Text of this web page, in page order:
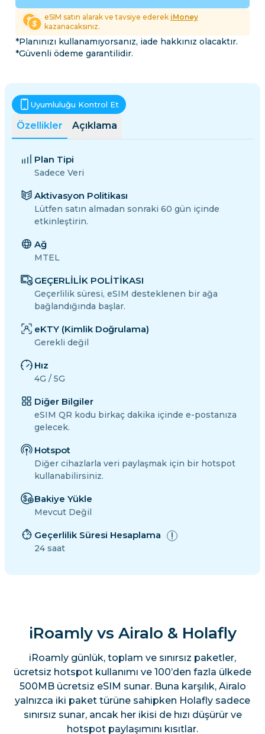
eSIM satın alarak ve tavsiye ederek iMoney
kazanacaksınız.
*Planınızı kullanamıyorsanız, iade hakkınız olacaktır.
*Güvenli ödeme garantilidir.
Özellikler Açıklama
Uyumluluğu Kontrol Et
Plan Tipi
Sadece Veri
Aktivasyon Politikası
Lütfen satın almadan sonraki 60 gün içinde
etkinleştirin.
Ağ
MTEL
GEÇERLİLİK POLİTİKASI
Geçerlilik süresi, eSIM desteklenen bir ağa
bağlandığında başlar.
eKTY (Kimlik Doğrulama)
Gerekli değil
Hız
4G / 5G
Diğer Bilgiler
eSIM QR kodu birkaç dakika içinde e-postanıza
gelecek.
Hotspot
Diğer cihazlarla veri paylaşmak için bir hotspot
kullanabilirsiniz.
Bakiye Yükle
Mevcut Değil
Geçerlilik Süresi Hesaplama
24 saat
iRoamly vs Airalo & Holafly
iRoamly günlük, toplam ve sınırsız paketler,
ücretsiz hotspot kullanımı ve 100’den fazla ülkede
500MB ücretsiz eSIM sunar. Buna karşılık, Airalo
yalnızca iki paket türüne sahipken Holafly sadece
sınırsız sunar, ancak her ikisi de hızı düşürür ve
hotspot paylaşımını kısıtlar.